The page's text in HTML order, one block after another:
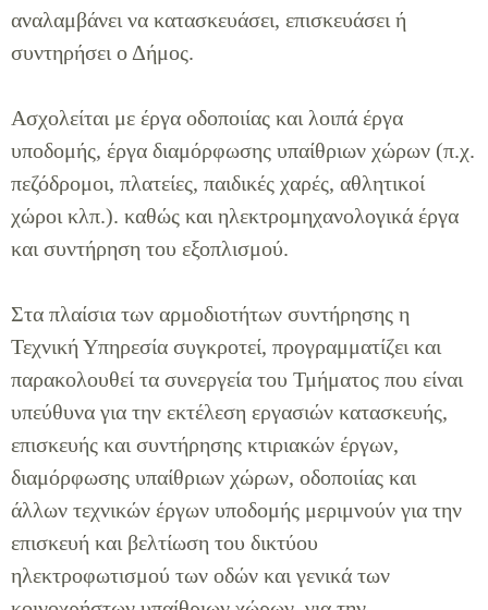
αναλαμβάνει να κατασκευάσει, επισκευάσει ή
συντηρήσει ο Δήμος.
Ασχολείται με έργα οδοποιίας και λοιπά έργα
υποδομής, έργα διαμόρφωσης υπαίθριων χώρων (π.χ.
πεζόδρομοι, πλατείες, παιδικές χαρές, αθλητικοί
χώροι κλπ.). καθώς και ηλεκτρομηχανολογικά έργα
και συντήρηση του εξοπλισμού.
Στα πλαίσια των αρμοδιοτήτων συντήρησης η
Τεχνική Υπηρεσία συγκροτεί, προγραμματίζει και
παρακολουθεί τα συνεργεία του Τμήματος που είναι
υπεύθυνα για την εκτέλεση εργασιών κατασκευής,
επισκευής και συντήρησης κτιριακών έργων,
διαμόρφωσης υπαίθριων χώρων, οδοποιίας και
άλλων τεχνικών έργων υποδομής μεριμνούν για την
επισκευή και βελτίωση του δικτύου
ηλεκτροφωτισμού των οδών και γενικά των